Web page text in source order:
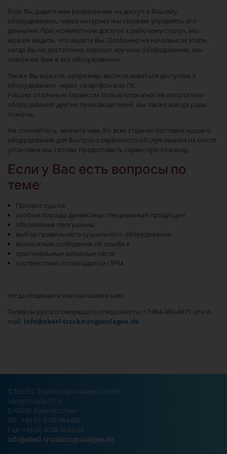
Если Вы дадите нам разрешение на доступ к Вашему
оборудованию, через интернет мы сможем управлять его
данными. При «совместном доступе к рабочему столу», мы
можем видить, что видите Вы. Особенно на начальном этапе,
когда Вы не достаточно хорошо изучили оборудование, мы
поможем Вам в его обслуживании.
Также Вы можете, например, воспользоваться доступом к
оборудованию через смартфон или ПК.
Нашим отличным сервисом пользуются многие покупатели
оборудования других производителей, мы также всегда рады
помочь.
Не стесняйтесь, звоните нам. Во всех странах поставки нашего
оборудования для быстрого сервисного обслуживания на месте
установки мы готовы предоставить сервесную команду.
Если у Вас есть вопросы по
теме:
Процесс сушки
особые породы древесины, специальная продукция
обновление программы
выбор правильного сушильного оборудования
возможные сообщения об ошибке
оригинальные запасные части
соответствие со стандартом ISPM
тогда позвоните или напишите нам.
Телефон русскоговорящего специалиста: +7 964-369-6671 или e-
mail: info@eberl-trocknungsanlagen.de
© EBERL Trocknungsanlagen GmbH
Hauptstraße 57 a
D-84155 Bodenkirchen
Tel.: +49 (0) 8745 964460
Fax: +49 (0) 8745 9644615
info@eberl-trocknungsanlagen.de
Хранит файлы cookie и настройки отслеживания в течение
одного года.